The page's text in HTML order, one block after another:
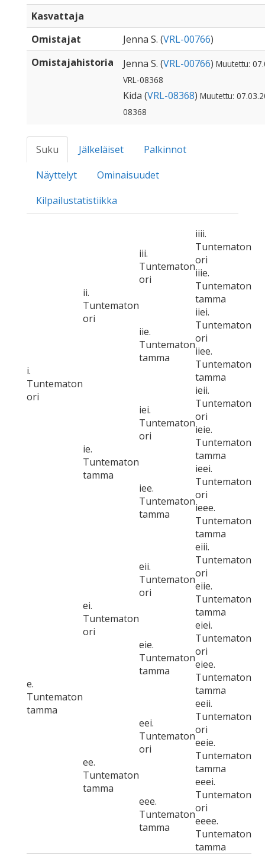
Kasvattaja
Omistajat
Jenna S. (VRL-00766)
Omistajahistoria
Jenna S. (VRL-00766) Muutettu:
VRL-08368
Kida (VRL-08368) Muutettu:
08368
Suku Jälkeläiset
Palkinnot
Näyttelyt
Ominaisuudet
Kilpailustatistiikka
i.
Tuntematon
ori
ii.
Tuntematon
ori
iii.
Tuntematon
ori
iiii.
Tuntematon
ori
iiie.
Tuntematon
tamma
iie.
Tuntematon
tamma
iiei.
Tuntematon
ori
iiee.
Tuntematon
tamma
ie.
Tuntematon
tamma
iei.
Tuntematon
ori
ieii.
Tuntematon
ori
ieie.
Tuntematon
tamma
iee.
Tuntematon
tamma
ieei.
Tuntematon
ori
ieee.
Tuntematon
tamma
e.
Tuntematon
tamma
ei.
Tuntematon
ori
eii.
Tuntematon
ori
eiii.
Tuntematon
ori
eiie.
Tuntematon
tamma
eie.
Tuntematon
tamma
eiei.
Tuntematon
ori
eiee.
Tuntematon
tamma
ee.
Tuntematon
tamma
eei.
Tuntematon
ori
eeii.
Tuntematon
ori
eeie.
Tuntematon
tamma
eee.
Tuntematon
tamma
eeei.
Tuntematon
ori
eeee.
Tuntematon
tamma